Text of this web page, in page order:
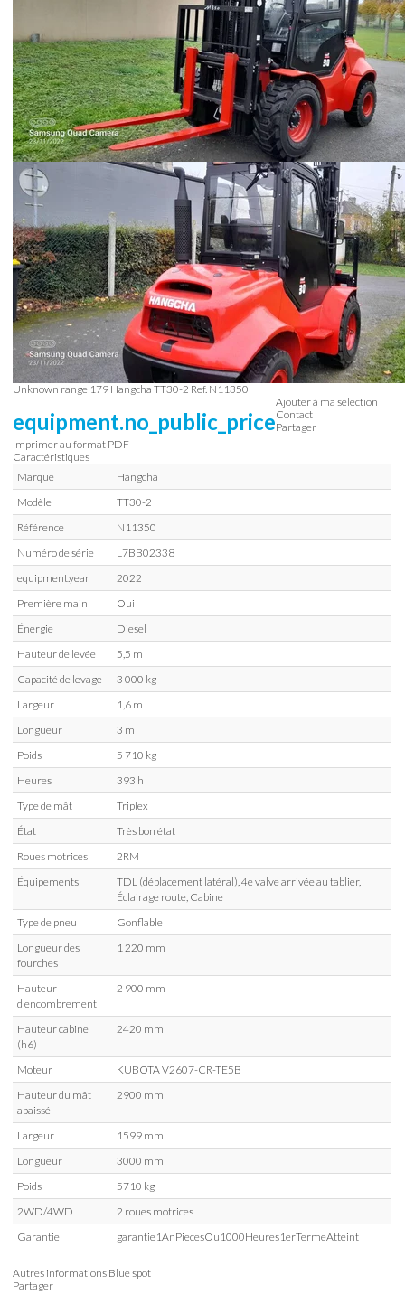
Unknown range 179 HangchaTT30-2 Ref. N11350
equipment.no_public_price
Ajouter à ma sélection
Contact
Partager
Imprimer au format PDF
Caractéristiques
Marque
Hangcha
Modèle
TT30-2
Référence
N11350
Numéro de série
L7BB02338
equipment.year
2022
Première main
Oui
Énergie
Diesel
Hauteur de levée
5,5 m
Capacité de levage
3 000 kg
Largeur
1,6 m
Longueur
3 m
Poids
5 710 kg
Heures
393 h
Type de mât
Triplex
État
Très bon état
Roues motrices
2RM
Équipements
TDL (déplacement latéral), 4e valve arrivée au tablier,
Éclairage route, Cabine
Type de pneu
Gonflable
Longueur des
fourches
1 220 mm
Hauteur
d'encombrement
2 900 mm
Hauteur cabine
(h6)
2420 mm
Moteur
KUBOTA V2607-CR-TE5B
Hauteur du mât
abaissé
2900 mm
Largeur
1599 mm
Longueur
3000 mm
Poids
5710 kg
2WD/4WD
2 roues motrices
Garantie
garantie1AnPiecesOu1000Heures1erTermeAtteint
Autres informations Blue spot
Partager